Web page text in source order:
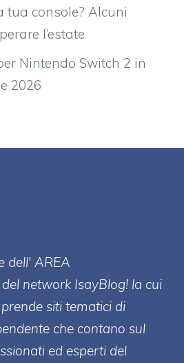
tua console? Alcuni
l’estate
Nintendo Switch 2 in
2026
dell' AREA
del network IsayBlog! la cui
siti tematici di
che contano sul
ed esperti del